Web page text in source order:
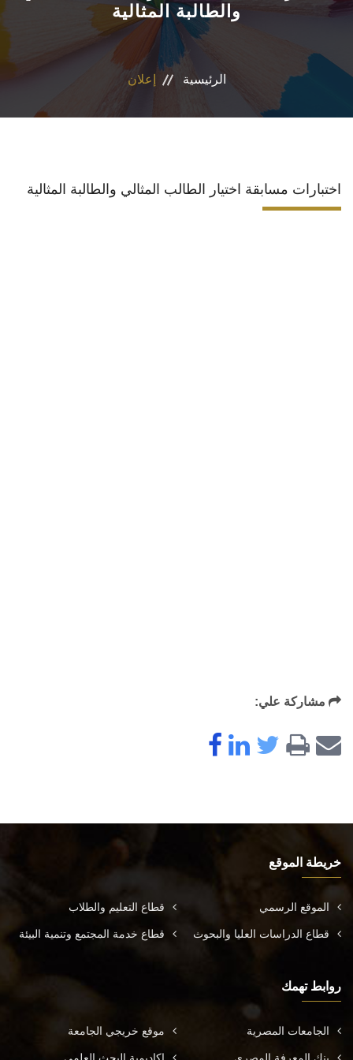
المراكز والوحدات
البرامج الدراسية
والطالبة المثالية
الرئيسية إعلان
اختبارات مسابقة اختيار الطالب المثالي والطالبة المثالية
مشاركة علي:
خريطة الموقع
الموقع الرسمي قطاع التعليم والطلاب
قطاع الدراسات العليا والبحوث قطاع خدمة المجتمع وتنمية البيئة
روابط تهمك
الجامعات المصرية موقع خريجي الجامعة